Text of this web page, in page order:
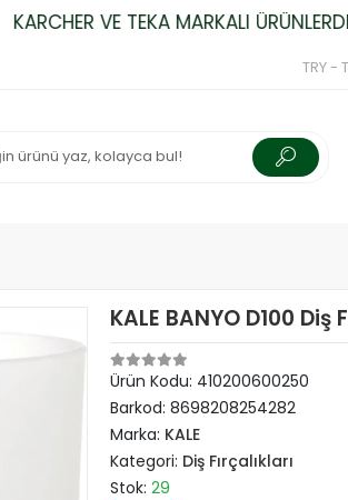
KARCHER VE TEKA MARKALI
TRY -
KALE BANYO D100 Diş
Ürün Kodu: 410200600250
Barkod: 8698208254282
Marka: KALE
Kategori: Diş Fırçalıkları
Stok: 29